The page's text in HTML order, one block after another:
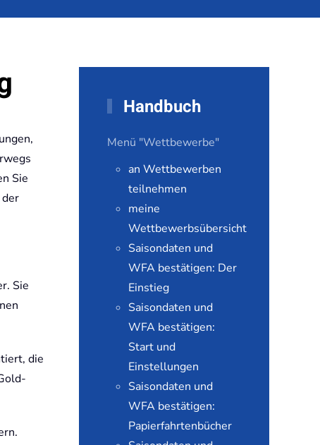
Sie
Sie
die
Handbuch
Menü "Wettbewerbe"
an Wettbewerben
teilnehmen
meine
Wettbewerbsübersicht
Saisondaten und
WFA bestätigen: Der
Einstieg
Saisondaten und
WFA bestätigen:
Start und
Einstellungen
Saisondaten und
WFA bestätigen:
Papierfahrtenbücher